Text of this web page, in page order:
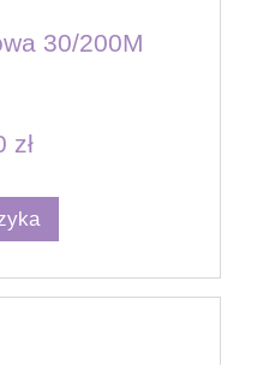
30/200M
zł